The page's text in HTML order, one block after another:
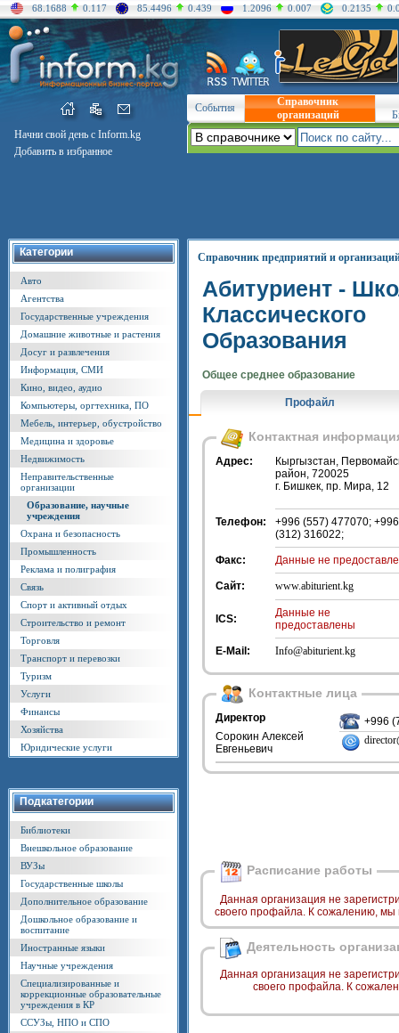
68.1688 0.117 85.4496 0.439 1.2096 0.007 0.2135
Начни свой день с Inform.kg
Добавить в избранное
События
Справочник
организаций
Категории
Авто
Агентства
Государственные учреждения
Домашние животные и растения
Досуг и развлечения
Информация, СМИ
Кино, видео, аудио
Компьютеры, оргтехника, ПО
Мебель, интерьер, обустройство
Медицина и здоровье
Недвижимость
Неправительственные
организации
Образование, научные
учреждения
Охрана и безопасность
Промышленность
Реклама и полиграфия
Связь
Спорт и активный отдых
Строительство и ремонт
Торговля
Транспорт и перевозки
Туризм
Услуги
Финансы
Хозяйства
Юридические услуги
Подкатегории
Библиотеки
Внешкольное образование
ВУЗы
Государственные школы
Дополнительное образование
Дошкольное образование и
воспитание
Иностранные языки
Научные учреждения
Специализированные и
коррекционные образовательные
учреждения в КР
ССУЗы, НПО и СПО
Справочник предприятий и
Абитуриент -
Классического
Образования
Общее среднее образование
Профайл
Контактная
Адрес:
Кыргызстан,
район, 720025
г. Бишкек, пр. Мира, 12
Телефон:
+996 (557) 477070; +996
(312) 316022;
Факс: Данные не
Сайт: www.abiturient.kg
ICS:
Данные не
предоставлены
E-Mail: Info@abiturient.kg
Контактные лица
Директор
Сорокин Алексей
Евгеньевич
+996
Расписание работы
Данная организация не
своего профайла. К сожалению,
Деятельность
Данная организация не
своего профайла. К